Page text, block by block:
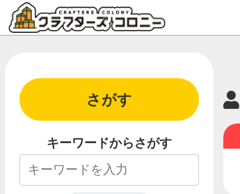
さがす
キーワードからさがす